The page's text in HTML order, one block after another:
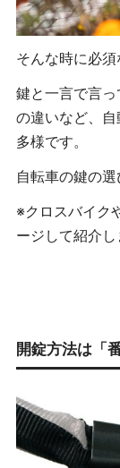
そんな時に必須
鍵と一言で言
の違いなど、
多様です。
自転車の鍵の
※クロスバイク
ージして紹介し
開錠方法は「